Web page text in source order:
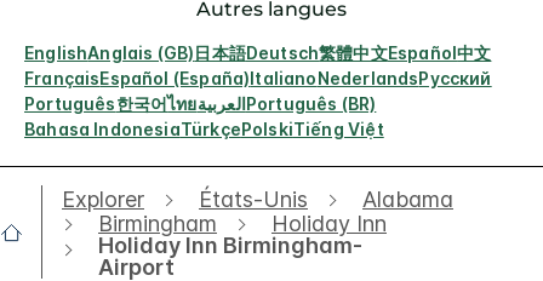
Autres langues
EnglishAnglais (GB)日本語Deutsch繁體中文Español中文
FrançaisEspañol (España)ItalianoNederlandsРусский
Português한국어ไทยالعربيةPortuguês (BR)
Bahasa IndonesiaTürkçePolskiTiếng Việt
Explorer États-Unis
Alabama
Birmingham
Holiday Inn
Holiday Inn Birmingham-
Airport